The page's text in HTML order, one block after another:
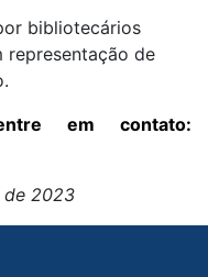
bibliotecários
representação de
em contato:
de 2023